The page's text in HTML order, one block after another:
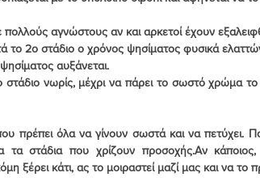
πολλούς αγνώστους αν και αρκετοί έχουν
2ο στάδιο ο χρόνος ψησίματος φυσικά
αυξάνεται.
νωρίς, μέχρι να πάρει το σωστό χρώμα
πρέπει όλα να γίνουν σωστά και να πετύχει.
τα στάδια που χρίζουν προσοχής.Αν
ξέρει κάτι, ας το μοιραστεί μαζί μας και να